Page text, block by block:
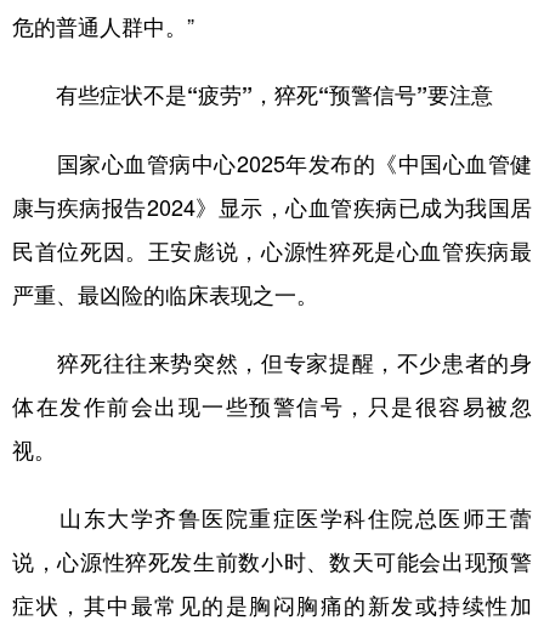
危的普通人群中。”
有些症状不是“疲劳”，猝死“预警信号”要注意
国家心血管病中心2025年发布的《中国心血管健
康与疾病报告2024》显示，心血管疾病已成为我国居
民首位死因。王安彪说，心源性猝死是心血管疾病最
严重、最凶险的临床表现之一。
猝死往往来势突然，但专家提醒，不少患者的身
体在发作前会出现一些预警信号，只是很容易被忽
视。
山东大学齐鲁医院重症医学科住院总医师王蕾
说，心源性猝死发生前数小时、数天可能会出现预警
症状，其中最常见的是胸闷胸痛的新发或持续性加